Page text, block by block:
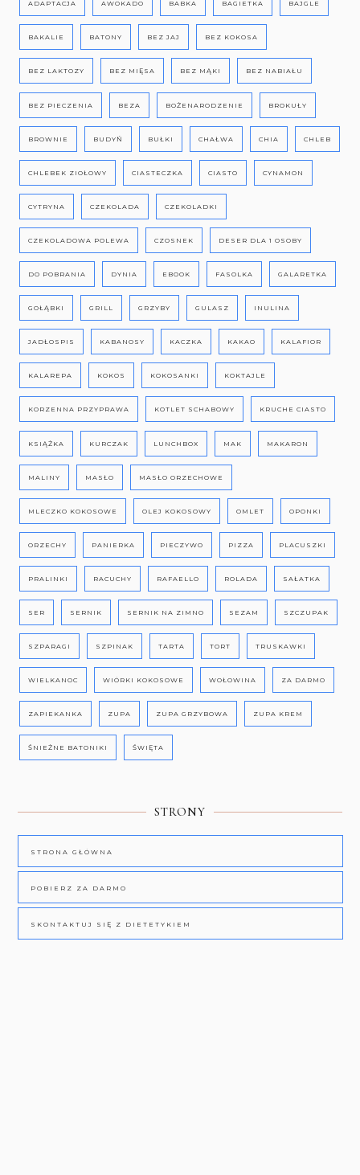
ADAPTACJA AWOKADO BABKA BAGIETKA BAJGLE
BAKALIE BATONY BEZ JAJ BEZ KOKOSA
BEZ LAKTOZY BEZ MIĘSA BEZ MĄKI BEZ NABIAŁU
BEZ PIECZENIA BEZA BOŻENARODZENIE BROKUŁY
BROWNIE BUDYŃ BUŁKI CHAŁWA CHIA CHLEB
CHLEBEK ZIOŁOWY CIASTECZKA CIASTO CYNAMON
CYTRYNA CZEKOLADA CZEKOLADKI
CZEKOLADOWA POLEWA CZOSNEK DESER DLA 1 OSOBY
DO POBRANIA DYNIA EBOOK FASOLKA GALARETKA
GOŁĄBKI GRILL GRZYBY GULASZ INULINA
JADŁOSPIS KABANOSY KACZKA KAKAO KALAFIOR
KALAREPA KOKOS KOKOSANKI KOKTAJLE
KORZENNA PRZYPRAWA KOTLET SCHABOWY KRUCHE CIASTO
KSIĄŻKA KURCZAK LUNCHBOX MAK MAKARON
MALINY MASŁO MASŁO ORZECHOWE
MLECZKO KOKOSOWE OLEJ KOKOSOWY OMLET OPONKI
ORZECHY PANIERKA PIECZYWO PIZZA PLACUSZKI
PRALINKI RACUCHY RAFAELLO ROLADA SAŁATKA
SER SERNIK SERNIK NA ZIMNO SEZAM SZCZUPAK
SZPARAGI SZPINAK TARTA TORT TRUSKAWKI
WIELKANOC WIÓRKI KOKOSOWE WOŁOWINA ZA DARMO
ZAPIEKANKA ZUPA ZUPA GRZYBOWA ZUPA KREM
ŚNIEŻNE BATONIKI ŚWIĘTA
STRONY
STRONA GŁÓWNA
POBIERZ ZA DARMO
SKONTAKTUJ SIĘ Z DIETETYKIEM